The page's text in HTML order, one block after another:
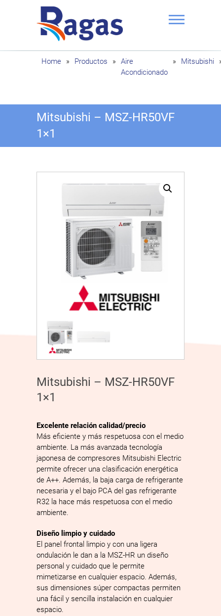
Ragas
Home » Productos »
Aire
Acondicionado
» Mitsubishi
Mitsubishi – MSZ-HR50VF
1×1
Mitsubishi – MSZ-HR50VF
1×1
Excelente relación calidad/­precio
Más eficiente y más respetuosa con el medio
ambiente. La más avanzada tecnología
japonesa de compresores Mitsubishi Electric
permite ofrecer una clasificación energética
de A++. Además, la baja carga de refrigerante
necesaria y el bajo PCA del gas refrigerante
R32 la hace más respetuosa con el medio
ambiente.
Diseño limpio y cuidado
El panel frontal limpio y con una ligera
ondulación le dan a la MSZ-­HR un diseño
personal y cuidado que le permite
mimetizarse en cualquier espacio. Además,
sus dimensiones súper compactas permiten
una fácil y sencilla instalación en cualquier
espacio.